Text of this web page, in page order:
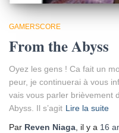
GAMERSCORE
From the Abyss
Oyez les gens ! Ca fait un
peur, je continuerai à vous
vais vous parler brièvement
Abyss. Il s’agit Lire la suite
Par Reven Niaga , il y a 16